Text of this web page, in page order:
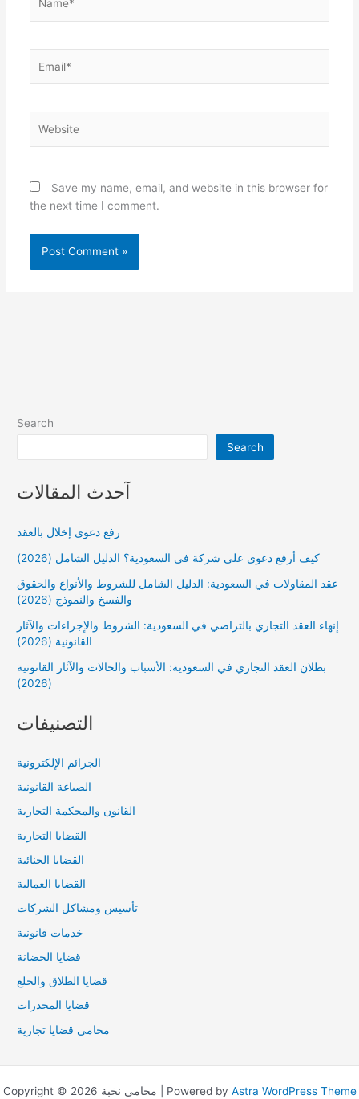
Save my name, email, and website in this browser for
the next time I comment.
Search
Search
آحدث المقالات
رفع دعوى إخلال بالعقد
كيف أرفع دعوى على شركة في السعودية؟ الدليل الشامل (2026)
عقد المقاولات في السعودية: الدليل الشامل للشروط والأنواع والحقوق
والفسخ والنموذج (2026)
إنهاء العقد التجاري بالتراضي في السعودية: الشروط والإجراءات والآثار
القانونية (2026)
بطلان العقد التجاري في السعودية: الأسباب والحالات والآثار القانونية
(2026)
التصنيفات
الجرائم الإلكترونية
الصياغة القانونية
القانون والمحكمة التجارية
القضايا التجارية
القضايا الجنائية
القضايا العمالية
تأسيس ومشاكل الشركات
خدمات قانونية
قضايا الحضانة
قضايا الطلاق والخلع
قضايا المخدرات
محامي قضايا تجارية
Copyright © 2026 محامي نخبة | Powered by Astra WordPress Theme